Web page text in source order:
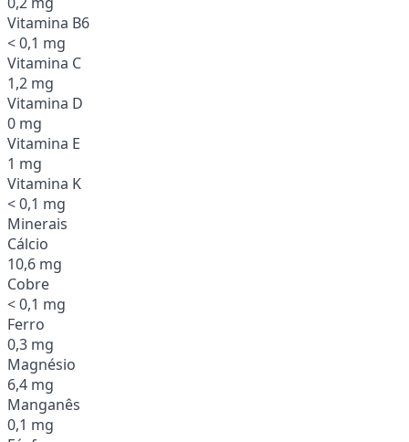
Vitamina B6
< 0,1 mg
Vitamina C
1,2 mg
Vitamina D
0 mg
Vitamina E
1 mg
Vitamina K
< 0,1 mg
Minerais
Cálcio
10,6 mg
Cobre
< 0,1 mg
Ferro
0,3 mg
Magnésio
6,4 mg
Manganês
0,1 mg